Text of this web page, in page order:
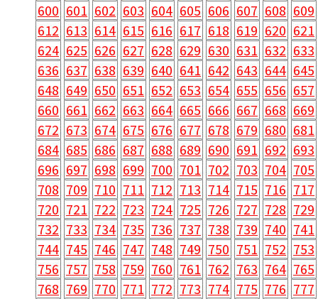
600 601 602 603 604 605 606 607 608 609
612 613 614 615 616 617 618 619 620 621
624 625 626 627 628 629 630 631 632 633
636 637 638 639 640 641 642 643 644 645
648 649 650 651 652 653 654 655 656 657
660 661 662 663 664 665 666 667 668 669
672 673 674 675 676 677 678 679 680 681
684 685 686 687 688 689 690 691 692 693
696 697 698 699 700 701 702 703 704 705
708 709 710 711 712 713 714 715 716 717
720 721 722 723 724 725 726 727 728 729
732 733 734 735 736 737 738 739 740 741
744 745 746 747 748 749 750 751 752 753
756 757 758 759 760 761 762 763 764 765
768 769 770 771 772 773 774 775 776 777